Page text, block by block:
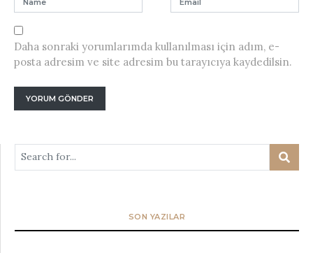
Daha sonraki yorumlarımda kullanılması için adım, e-
posta adresim ve site adresim bu tarayıcıya kaydedilsin.
SON YAZILAR